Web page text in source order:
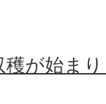
が始ま